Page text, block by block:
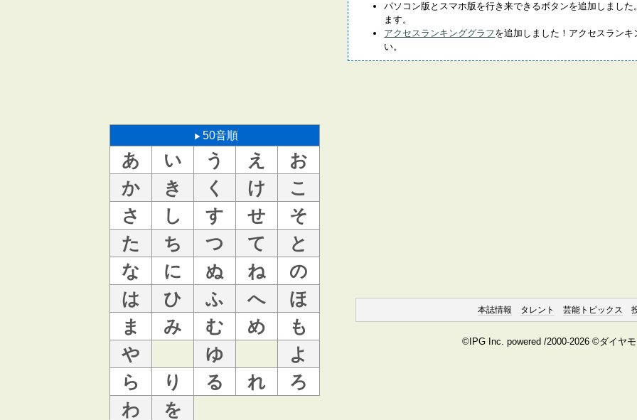
50音順
あ い う え
お
か
き く け
こ
さ
し す せ
そ
た
ち つ て
と
な
に ぬ ね
の
は
ひ ふ へ
ほ
ま
み む め
も
や
ゆ
よ
ら
り る れ
ろ
わ
を
パソコン版とスマホ版を行き来できるボタンを追加しまし
ます。
アクセスランキンググラフを追加しました！アクセスラン
い。
本誌情報 タレント 芸能トピックス
©IPG Inc. powered /2000-2026 ©ダイヤ